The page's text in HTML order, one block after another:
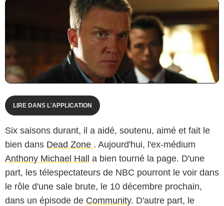
LIRE DANS L'APPLICATION
Six saisons durant, il a aidé, soutenu, aimé et fait le
bien dans Dead Zone . Aujourd'hui, l'ex-médium
Anthony Michael Hall a bien tourné la page. D'une
part, les télespectateurs de NBC pourront le voir dans
le rôle d'une sale brute, le 10 décembre prochain,
dans un épisode de Community. D'autre part, le